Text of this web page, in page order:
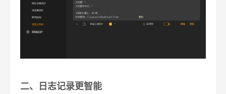
二、日志记录更智能